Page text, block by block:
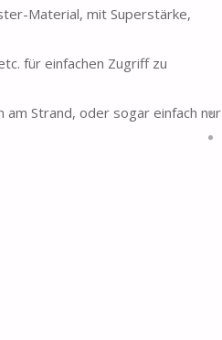
Material, mit Superstärke,
für einfachen Zugriff zu
Strand, oder sogar einfach nur